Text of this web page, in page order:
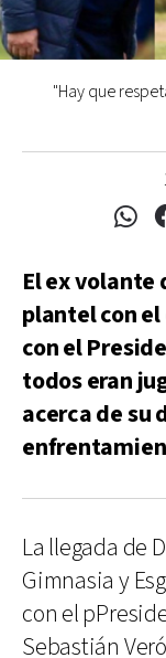
"Hay que
El ex volante
plantel con
con el
todos eran
acerca de
La llegada de
Gimnasia y
con el
Sebastián